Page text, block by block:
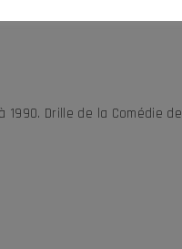
1990. Drille de la Comédie de